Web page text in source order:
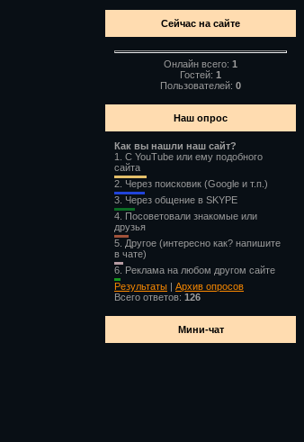
Сейчас на сайте
Онлайн всего: 1
Гостей: 1
Пользователей: 0
Наш опрос
Как вы нашли наш сайт?
1. С YouTube или ему подобного
сайта
2. Через поисковик (Google и т.п.)
3. Через общение в SKYPE
4. Посоветовали знакомые или
друзья
5. Другое (интересно как? напишите
в чате)
6. Реклама на любом другом сайте
Результаты | Архив опросов
Всего ответов: 126
Мини-чат